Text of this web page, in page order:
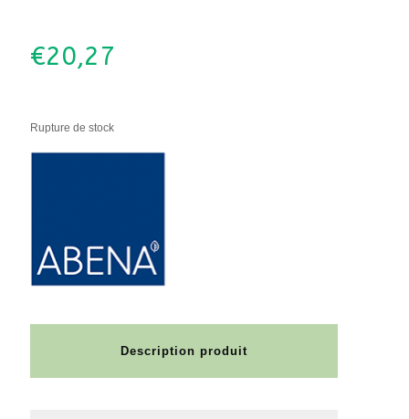
€20,27
Rupture de stock
Description produit